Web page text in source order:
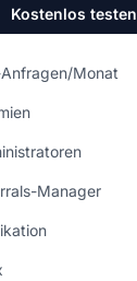
Kostenlos testen
Monat
Manager